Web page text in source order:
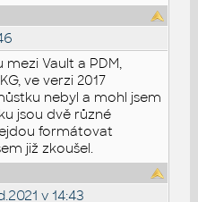
Vault a PDM,
ve verzi 2017
nebyl a mohl jsem
jsou dvě různé
formátovat
již zkoušel.
v 14:43